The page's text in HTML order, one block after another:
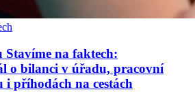
na faktech:
o bilanci v úřadu, pracovní
i příhodách na cestách